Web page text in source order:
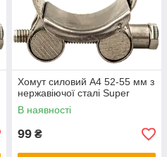
Хомут силовий А4 52-55 мм з
нержавіючої сталі Super
В наявності
99 ₴